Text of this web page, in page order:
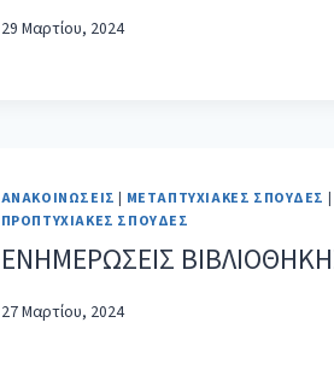
29 Μαρτίου, 2024
ΑΝΑΚΟΙΝΏΣΕΙΣ | ΜΕΤΑΠΤΥΧΙΑΚΈΣ ΣΠΟΥΔΈΣ |
ΠΡΟΠΤΥΧΙΑΚΈΣ ΣΠΟΥΔΈΣ
ΕΝΗΜΕΡΩΣΕΙΣ
27 Μαρτίου, 2024